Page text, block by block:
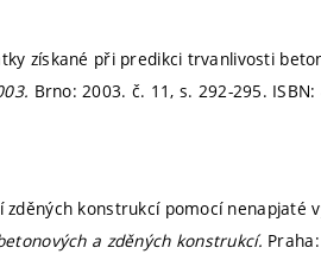
získané při predikci trvanlivosti
Brno: 2003. č. 11, s. 292-295.
zděných konstrukcí pomocí nenapjaté
a zděných konstrukcí.